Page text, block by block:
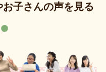
子さんの声を見る